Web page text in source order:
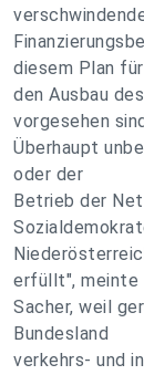
diesem Plan für
den Ausbau
vorgesehen
Überhaupt
oder der
Betrieb der
erfüllt", meinte
Sacher, weil
Bundesland
verkehrs- und